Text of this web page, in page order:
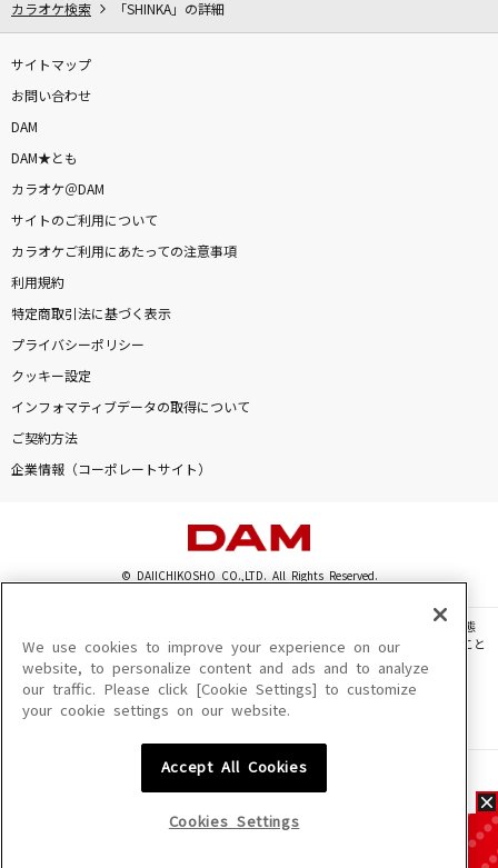
カラオケ検索 「SHINKA」の詳細
サイトマップ
お問い合わせ
DAM
DAM★とも
カラオケ＠DAM
サイトのご利用について
カラオケご利用にあたっての注意事項
利用規約
特定商取引法に基づく表示
プライバシーポリシー
クッキー設定
インフォマティブデータの取得について
ご契約方法
企業情報（コーポレートサイト）
© DAIICHIKOSHO CO.,LTD. All Rights Reserved.
このサイトに掲載されている一切の文章・画像・写真・動画・音声等を、手段や形態
を問わず、著作権法の定める範囲を超えて無断で複製、転載、ファイル化などすること
を禁じます。
楽曲及びコンテンツは、機種によりご利用いただけない場合があります。
楽曲及びコンテンツの配信日、配信内容が変更になる場合があります。
We use cookies to improve your experience on our
website, to personalize content and ads and to analyze
our traffic. Please click [Cookie Settings] to customize
your cookie settings on our website.
Accept All Cookies
Cookies Settings